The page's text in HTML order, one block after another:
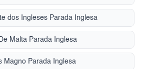
dos Ingleses Parada Inglesa
Malta Parada Inglesa
Magno Parada Inglesa